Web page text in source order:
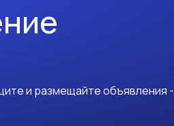
и размещайте объявления -